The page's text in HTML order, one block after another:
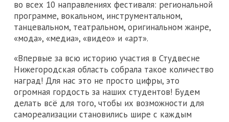
во всех 10 направлениях фестиваля: региональной
программе, вокальном, инструментальном,
танцевальном, театральном, оригинальном жанре,
«мода», «медиа», «видео» и «арт».
«Впервые за всю историю участия в Студвесне
Нижегородская область собрала такое количество
наград! Для нас это не просто цифры, это
огромная гордость за наших студентов! Будем
делать всё для того, чтобы их возможности для
самореализации становились шире с каждым